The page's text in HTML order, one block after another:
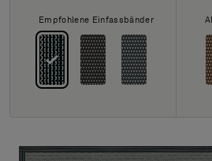
Image & Material Bank
Land auswählen
Empfohlene Einfassbänder